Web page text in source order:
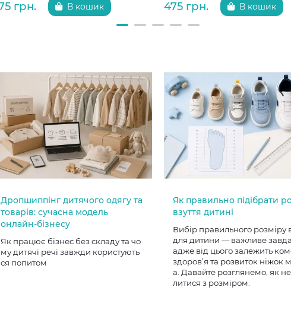
грн. В кошик 475 грн. В кошик
Дропшиппінг дитячого одягу та
товарів: сучасна модель
онлайн-бізнесу
Як працює бізнес без складу та чо
му дитячі речі завжди користують
ся попитом
Як правильно підібрати
взуття дитині
Вибір правильного розміру
для дитини — важливе
адже від цього залежить
здоров’я та розвиток ніжок
а. Давайте розглянемо, як
литися з розміром.